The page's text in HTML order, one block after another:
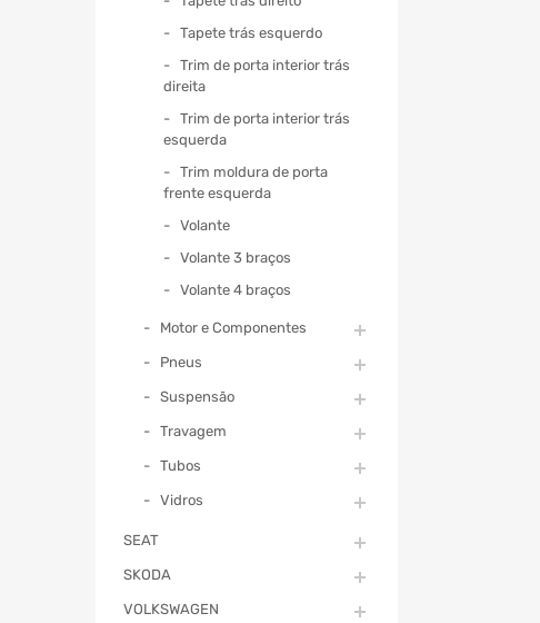
Tapete trás esquerdo
Trim de porta interior trás
direita
Trim de porta interior trás
esquerda
Trim moldura de porta
frente esquerda
Volante
Volante 3 braços
Volante 4 braços
Motor e Componentes
Pneus
Suspensão
Travagem
Tubos
Vidros
SEAT
SKODA
VOLKSWAGEN